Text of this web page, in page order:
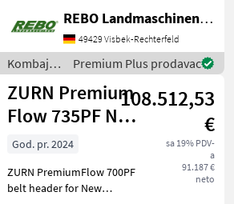
Bj: 2008 Abstellrollen
vorbereitet für JD 620R
Schneidwerke Mech.
Antrieb Tip he
REBO Landmaschinen GmbH, Zentrale
49429 Visbek-Rechterfeld
Kombajni
/ Zürn
Premium Plus prodavac
ZURN Premium
Flow 735PF NH
and Case inc.
Trolley
108.512,53
€
sa 19% PDV-
a
91.187 €
neto
God. pr. 2024
ZURN PremiumFlow 700PF
belt header for New